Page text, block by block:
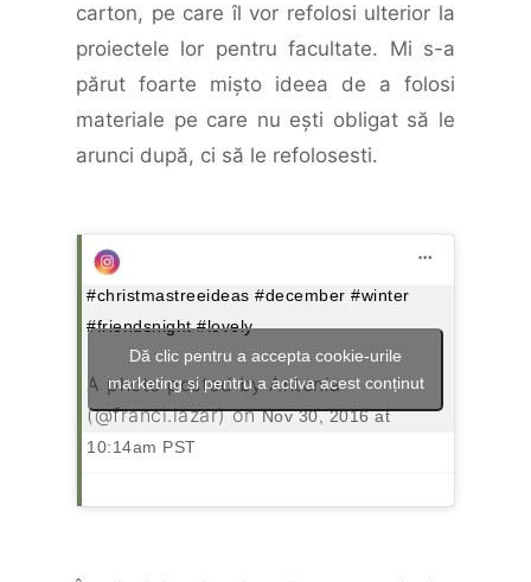
carton, pe care îl vor refolosi ulterior la
proiectele lor pentru facultate. Mi s-a
părut foarte mişto ideea de a folosi
materiale pe care nu eşti obligat să le
arunci după, ci să le refolosesti.
#christmastreeideas #december #winter
#friendsnight #lovely
A photo posted by Antonia
(@franci.lazar) onNov 30, 2016 at
10:14am PST
Dă clic pentru a accepta cookie-urile
marketing și pentru a activa acest conținut